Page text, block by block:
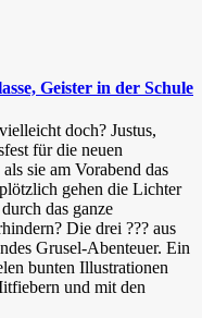
Geister in der Schule
doch? Justus,
für die neuen
sie am Vorabend das
gehen die Lichter
das ganze
Die drei ??? aus
Grusel-Abenteuer. Ein
bunten Illustrationen
und mit den